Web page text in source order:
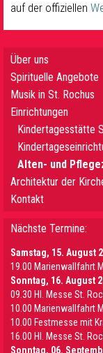
auf der offiziellen
Über uns
Spirituelle Angebote
Musik in St. Rochus
Einrichtungen
Kindertagesstätte
Alten- und
Architektur der
Kontakt
Nächste Termine:
Samstag, 15. August
19.00 Marienwallfahrt
Sonntag, 16. August
09.30 Hl. Messe St.
10.00 Marienwallfahrt
10.00 Festmesse mit
16.00 Hl. Messe St.
Sonntag, 06.